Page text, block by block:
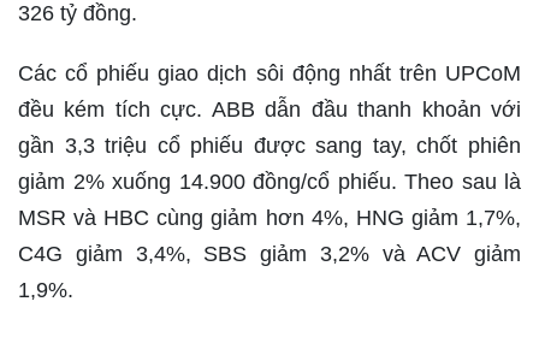
326 tỷ đồng.
Các cổ phiếu giao dịch sôi động nhất trên UPCoM
đều kém tích cực. ABB dẫn đầu thanh khoản với
gần 3,3 triệu cổ phiếu được sang tay, chốt phiên
giảm 2% xuống 14.900 đồng/cổ phiếu. Theo sau là
MSR và HBC cùng giảm hơn 4%, HNG giảm 1,7%,
C4G giảm 3,4%, SBS giảm 3,2% và ACV giảm
1,9%.